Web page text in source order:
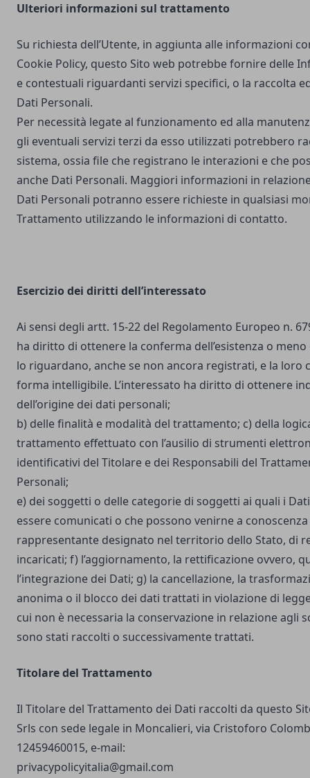
Ulteriori informazioni sul trattamento
Su richiesta dell’Utente, in aggiunta alle informazioni
Cookie Policy, questo Sito web potrebbe fornire delle
e contestuali riguardanti servizi specifici, o la raccolta
Dati Personali.
Per necessità legate al funzionamento ed alla
gli eventuali servizi terzi da esso utilizzati potrebbero
sistema, ossia file che registrano le interazioni e che
anche Dati Personali. Maggiori informazioni in
Dati Personali potranno essere richieste in qualsiasi
Trattamento utilizzando le informazioni di contatto.
Esercizio dei diritti dell’interessato
Ai sensi degli artt. 15-22 del Regolamento Europeo n.
ha diritto di ottenere la conferma dell’esistenza o
lo riguardano, anche se non ancora registrati, e la loro
forma intelligibile. L’interessato ha diritto di ottenere
dell’origine dei dati personali;
b) delle finalità e modalità del trattamento; c) della
trattamento effettuato con l’ausilio di strumenti
identificativi del Titolare e dei Responsabili del
Personali;
e) dei soggetti o delle categorie di soggetti ai quali i
essere comunicati o che possono venirne a
rappresentante designato nel territorio dello Stato, di
incaricati; f) l’aggiornamento, la rettificazione ovvero,
l’integrazione dei Dati; g) la cancellazione, la
anonima o il blocco dei dati trattati in violazione di
cui non è necessaria la conservazione in relazione agli
sono stati raccolti o successivamente trattati.
Titolare del Trattamento
Il Titolare del Trattamento dei Dati raccolti da questo
Srls con sede legale in Moncalieri, via Cristoforo
12459460015, e-mail:
privacypolicyitalia@gmail.com